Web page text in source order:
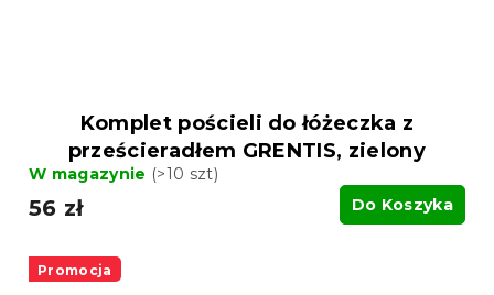
Komplet pościeli do łóżeczka z
prześcieradłem GRENTIS, zielony
W magazynie (>10 szt)
56 zł Do Koszyka
Promocja